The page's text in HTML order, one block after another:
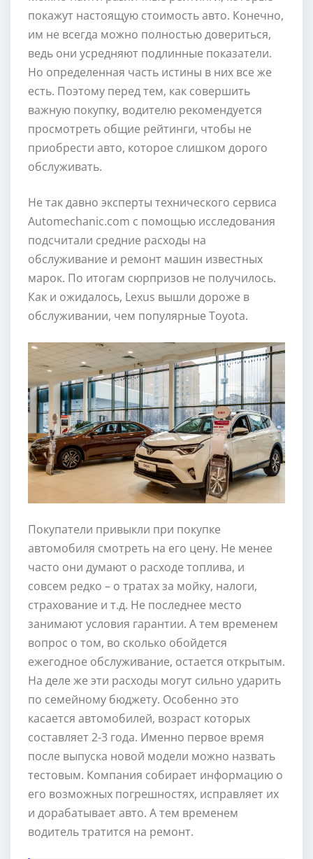
покажут настоящую стоимость авто. Конечно,
им не всегда можно полностью довериться,
ведь они усредняют подлинные показатели.
Но определенная часть истины в них все же
есть. Поэтому перед тем, как совершить
важную покупку, водителю рекомендуется
просмотреть общие рейтинги, чтобы не
приобрести авто, которое слишком дорого
обслуживать.
Не так давно эксперты технического сервиса
Automechanic.com с помощью исследования
подсчитали средние расходы на
обслуживание и ремонт машин известных
марок. По итогам сюрпризов не получилось.
Как и ожидалось, Lexus вышли дороже в
обслуживании, чем популярные Toyota.
Покупатели привыкли при покупке
автомобиля смотреть на его цену. Не менее
часто они думают о расходе топлива, и
совсем редко – о тратах за мойку, налоги,
страхование и т.д. Не последнее место
занимают условия гарантии. А тем временем
вопрос о том, во сколько обойдется
ежегодное обслуживание, остается открытым.
На деле же эти расходы могут сильно ударить
по семейному бюджету. Особенно это
касается автомобилей, возраст которых
составляет 2-3 года. Именно первое время
после выпуска новой модели можно назвать
тестовым. Компания собирает информацию о
его возможных погрешностях, исправляет их
и дорабатывает авто. А тем временем
водитель тратится на ремонт.